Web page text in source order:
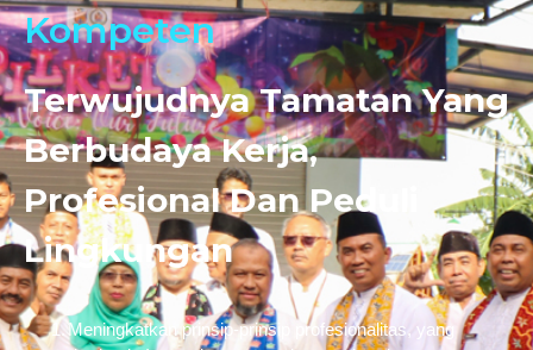
Kompeten
Terwujudnya Tamatan Yang
Berbudaya Kerja,
Profesional Dan Peduli
Lingkungan
1. Meningkatkan prinsip-prinsip profesionalitas, yang